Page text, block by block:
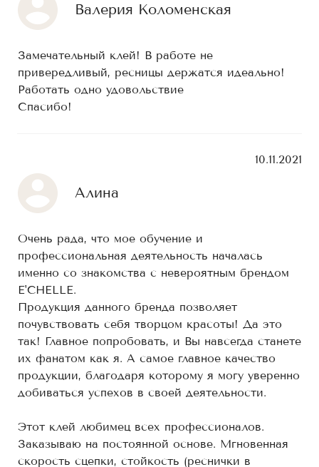
Валерия Коломенская
Замечательный клей! В работе не
привередливый, ресницы держатся идеально!
Работать одно удовольствие
Спасибо!
Алина
10.11.2021
Очень рада, что мое обучение и
профессиональная деятельность началась
именно со знакомства с невероятным брендом
E'CHELLE.
Продукция данного бренда позволяет
почувствовать себя творцом красоты! Да это
так! Главное попробовать, и Вы навсегда станете
их фанатом как я. А самое главное качество
продукции, благодаря которому я могу уверенно
добиваться успехов в своей деятельности.
Этот клей любимец всех профессионалов.
Заказываю на постоянной основе. Мгновенная
скорость сцепки, стойкость (реснички в